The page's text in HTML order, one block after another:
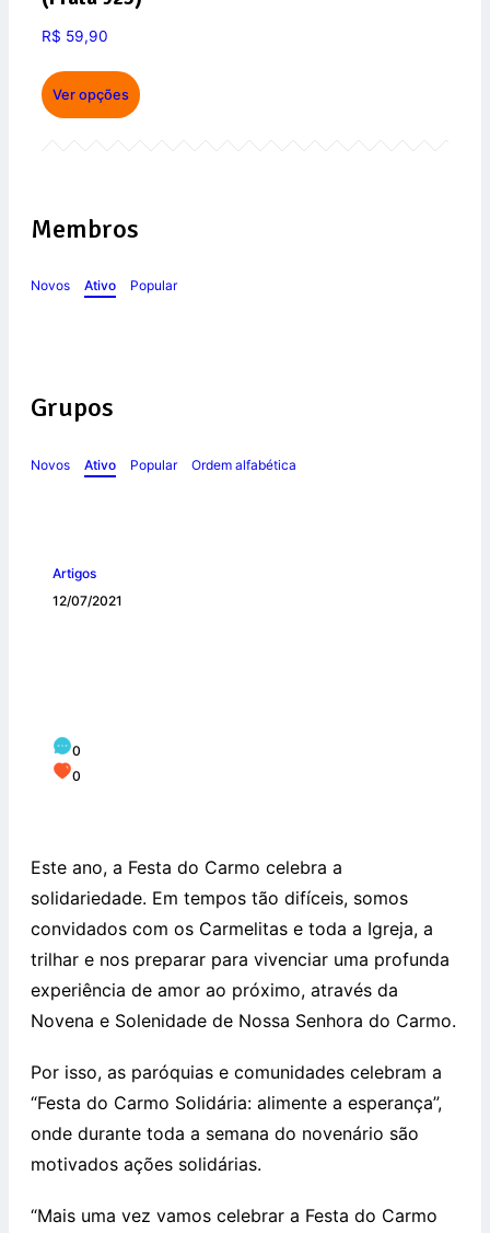
R$ 59,90
Ver opções
Membros
Novos Ativo Popular
Grupos
Novos Ativo Popular Ordem alfabética
Artigos
12/07/2021
0
0
Este ano, a Festa do Carmo celebra a
solidariedade. Em tempos tão difíceis, somos
convidados com os Carmelitas e toda a Igreja, a
trilhar e nos preparar para vivenciar uma profunda
experiência de amor ao próximo, através da
Novena e Solenidade de Nossa Senhora do Carmo.
Por isso, as paróquias e comunidades celebram a
“Festa do Carmo Solidária: alimente a esperança”,
onde durante toda a semana do novenário são
motivados ações solidárias.
“Mais uma vez vamos celebrar a Festa do Carmo